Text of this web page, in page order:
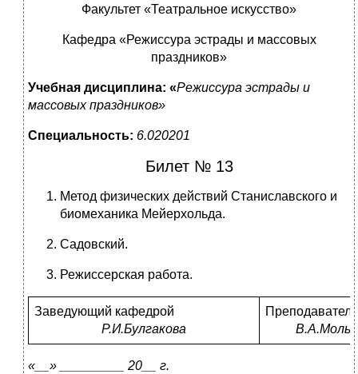
Факультет «Театральное искусство»
Кафедра «Режиссура эстрады и массовых
праздников»
Учебная дисциплина: «Режиссура эстрады и
массовых праздников»
Специальность: 6.020201
Билет № 13
Метод физических действий Станиславского и
биомеханика Мейерхольда.
Садовский.
Режиссерская работа.
Заведующий кафедрой
Р.И.Булгакова
Преподаватель
«__» _________ 20__ г.